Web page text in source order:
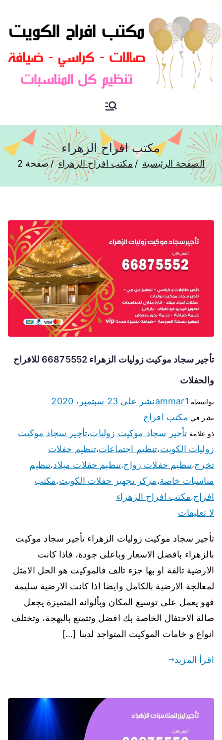
مكتب افراح و مناسبات و زواج و
مكتب افراح الزهراء
الصفحة الرئيسية مكتب افراح الزهراء صفحة 2
تأجير سجاد موكيت زوليات الزهراء 66875552 للافراح
والحفلات
بواسطة ammar1نشر على 23 سبتمبر، 2020
نشر في مكتب افراح
ذو علامة تأجير سجاد موكيت زوليات،تأجير سجاد موكيت
زوليات الكويت،تنظيم اجتماعات،تنظيم حفلات
تخرج،تنظيم حفلات زواج،تنظيم حفلات ميلاد،تنظيم
مناسبات خاصة،مركز تجهيز حفلات الكويت،مكتب
افراح،مكتب افراح الزهراء
لا تعليقات
تأجير سجاد موكيت زوليات الزهراء تأجير سجاد موكيت
بالزهراء بافضل الاسعار وباعلى جودة، فاذا كانت
الارضية تالفة او بها جزء تالف فالموكيت هو الحل الامثل
لمعالجة الارضية بالكامل وايضا اذا كانت الارضية سليمة
فهو يعمل على توسيع المكان وبألوانه المتميزة يجعل
صالة الاحتفال الخاصة بك افضل وتتمتع بالبهجة، وتختلف
انواع و خامات الموكيت المتواجد لدينا […]
اقرأ المزيد